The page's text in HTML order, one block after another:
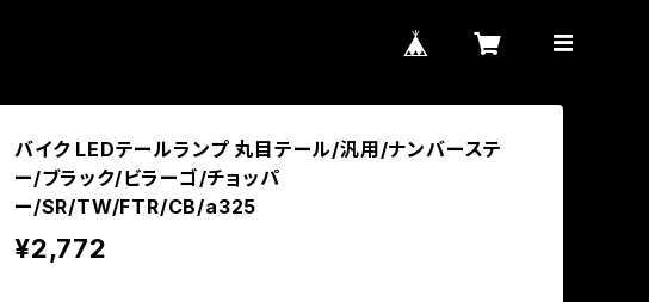
バイク LEDテールランプ 丸目テール/汎用/ナンバーステ
ー/ブラック/ビラーゴ/チョッパ
ー/SR/TW/FTR/CB/a325
¥2,772